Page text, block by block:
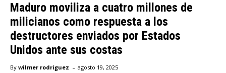
Maduro moviliza a cuatro millones de
milicianos como respuesta a los
destructores enviados por Estados
Unidos ante sus costas
By wilmer rodriguez - agosto 19, 2025